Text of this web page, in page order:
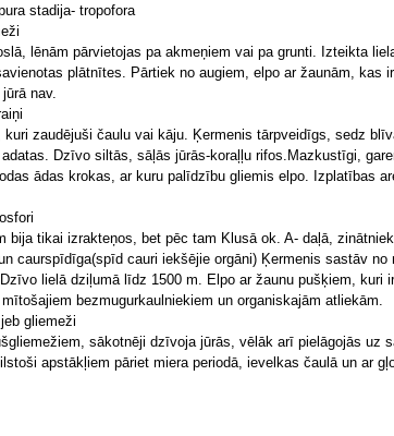
stadija- tropofora
lēnām pārvietojas pa akmeņiem vai pa grunti. Izteikta
plātnītes. Pārtiek no augiem, elpo ar žaunām, kas
nav.
kuri zaudējuši čaulu vai kāju. Ķermenis tārpveidīgs, sedz
Dzīvo siltās, sāļās jūrās-koraļļu rifos.Mazkustīgi,
ādas krokas, ar kuru palīdzību gliemis elpo. Izplatības
bija tikai izrakteņos, bet pēc tam Klusā ok. A- daļā,
caurspīdīga(spīd cauri iekšējie orgāni) Ķermenis sastāv
lielā dziļumā līdz 1500 m. Elpo ar žaunu pušķiem, kuri
bezmugurkaulniekiem un organiskajām atliekām.
gliemeži
sākotnēji dzīvoja jūrās, vēlāk arī pielāgojās uz
apstākļiem pāriet miera periodā, ievelkas čaulā un ar